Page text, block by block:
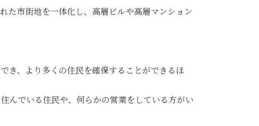
た市街地を一体化し、高層ビルや高層マンション
き、より多くの住民を確保することができるほ
んでいる住民や、何らかの営業をしている方がい